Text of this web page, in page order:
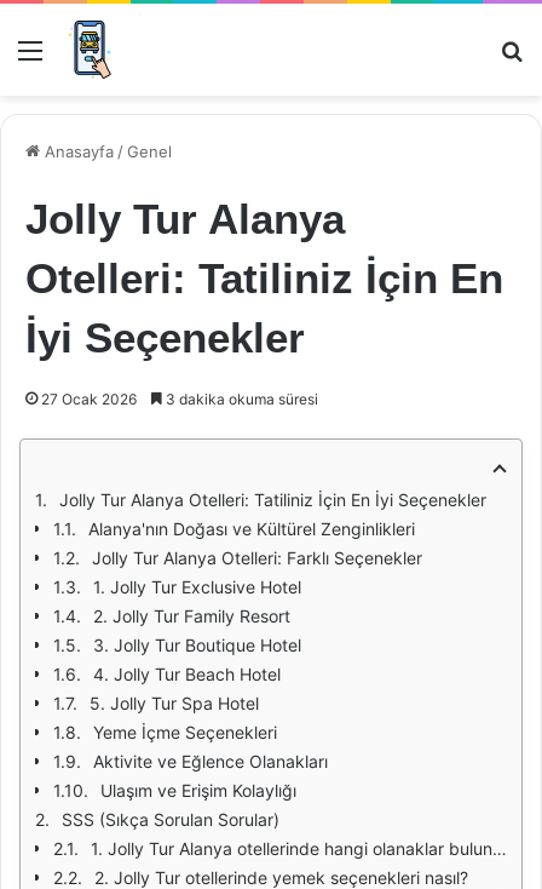
Menü
Anasayfa /Genel
Jolly Tur Alanya
Otelleri: Tatiliniz İçin En
İyi Seçenekler
27 Ocak 2026 3 dakika okuma süresi
Jolly Tur Alanya Otelleri: Tatiliniz İçin En İyi Seçenekler
Alanya'nın Doğası ve Kültürel Zenginlikleri
Jolly Tur Alanya Otelleri: Farklı Seçenekler
1. Jolly Tur Exclusive Hotel
2. Jolly Tur Family Resort
3. Jolly Tur Boutique Hotel
4. Jolly Tur Beach Hotel
5. Jolly Tur Spa Hotel
Yeme İçme Seçenekleri
Aktivite ve Eğlence Olanakları
Ulaşım ve Erişim Kolaylığı
SSS (Sıkça Sorulan Sorular)
1. Jolly Tur Alanya otellerinde hangi olanaklar bulunmaktadır?
2. Jolly Tur otellerinde yemek seçenekleri nasıl?